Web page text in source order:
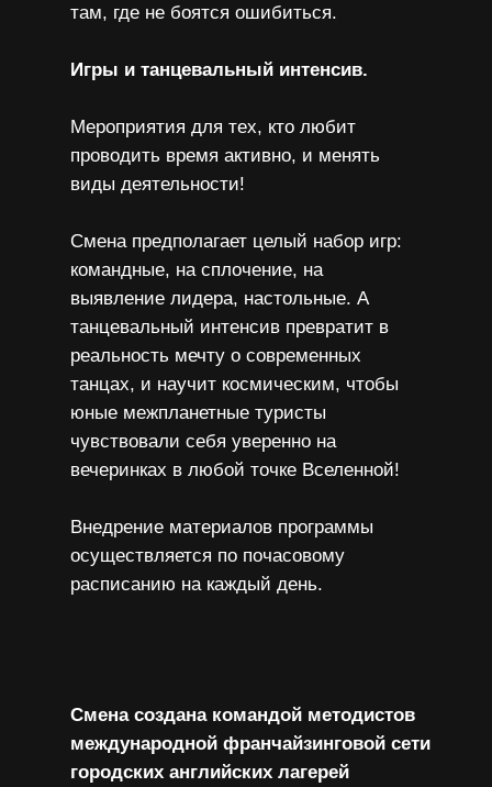
там, где не боятся ошибиться.
Игры и танцевальный интенсив.
Мероприятия для тех, кто любит
проводить время активно, и менять
виды деятельности!
Смена предполагает целый набор игр:
командные, на сплочение, на
выявление лидера, настольные. А
танцевальный интенсив превратит в
реальность мечту о современных
танцах, и научит космическим, чтобы
юные межпланетные туристы
чувствовали себя уверенно на
вечеринках в любой точке Вселенной!
Внедрение материалов программы
осуществляется по почасовому
расписанию на каждый день.
Смена создана командой методистов
международной франчайзинговой сети
городских английских лагерей